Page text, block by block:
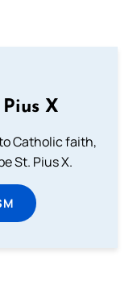
X
Catholic faith,
St. Pius X.